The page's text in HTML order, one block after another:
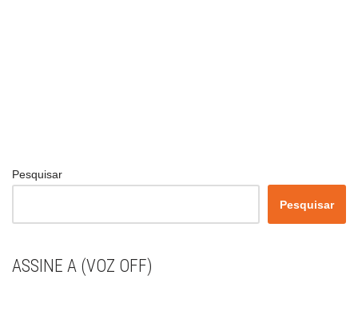
Pesquisar
Pesquisar
ASSINE A (VOZ OFF)